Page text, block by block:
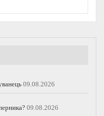
09.08.2026
09.08.2026